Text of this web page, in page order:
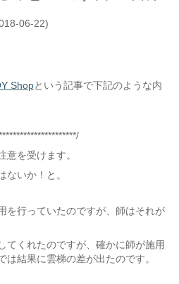
06-22)
Shopという記事で下記のような内
意を受けます。
ないか！と。
を行っていたのですが、師はそれが
てくれたのですが、確かに師が施用
は結果に雲梯の差が出たのです。